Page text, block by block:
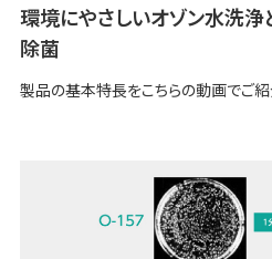
環境にやさしいオゾン水洗
除菌
製品の基本特長をこちらの動画でご紹